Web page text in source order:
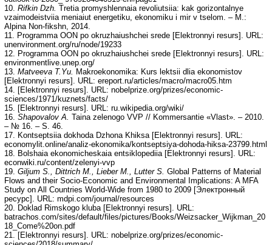
10. Rifkin Dzh. Tretia promyshlennaia revoliutsiia: kak gorizontalnye
vzaimodeistviia meniaiut energetiku, ekonomiku i mir v tselom. – M.:
Alpina Non-fikshn, 2014.
11. Programma OON po okruzhaiushchei srede [Elektronnyi resurs]. URL:
unenvironment.org/ru/node/19233
12. Programma OON po okruzhaiushchei srede [Elektronnyi resurs]. URL:
environmentlive.unep.org/
13. Matveeva T.Yu.
Makroekonomika: Kurs lektsii dlia ekonomistov
[Elektronnyi resurs]. URL: ereport.ru/articles/macro/macro05.htm
14. [Elektronnyi resurs]. URL: nobelprize.org/prizes/economic-
sciences/1971/kuznets/facts/
15. [Elektronnyi resurs]. URL: ru.wikipedia.org/wiki/
16. Shapovalov A. Taina zelenogo VVP // Kommersantie «Vlast». – 2010.
– № 16. – S. 46.
17. Kontseptsiia dokhoda Dzhona Khiksa [Elektronnyi resurs]. URL:
economylit.online/analiz-ekonomika/kontseptsiya-dohoda-hiksa-23799.html
18. Bolshaia ekonomicheskaia entsiklopediia [Elektronnyi resurs]. URL:
econwiki.ru/content/zelenyi-vvp
19. Giljum S., Dittrich M., Lieber M., Lutter S. Global Patterns of Material
Flows and their Socio-Economic and Environmental Implications: A MFA
Study on All Countries World-Wide from 1980 to 2009 [Электронный
ресурс]. URL: mdpi.com/journal/resources
20. Doklad Rimskogo kluba [Elektronnyi resurs]. URL:
batrachos.com/sites/default/files/pictures/Books/Weizsacker_Wijkman_20
18_Come%20on.pdf
21. [Elektronnyi resurs]. URL: nobelprize.org/prizes/economic-